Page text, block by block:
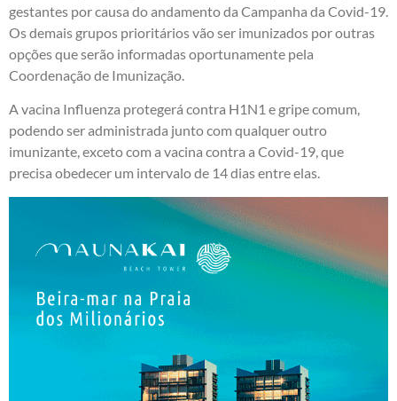
gestantes por causa do andamento da Campanha da Covid-19.
Os demais grupos prioritários vão ser imunizados por outras
opções que serão informadas oportunamente pela
Coordenação de Imunização.
A vacina Influenza protegerá contra H1N1 e gripe comum,
podendo ser administrada junto com qualquer outro
imunizante, exceto com a vacina contra a Covid-19, que
precisa obedecer um intervalo de 14 dias entre elas.